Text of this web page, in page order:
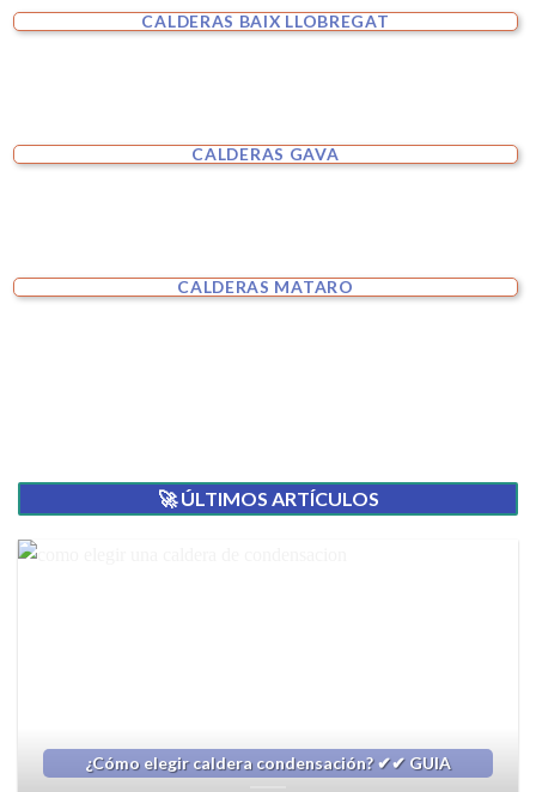
CALDERAS BAIX LLOBREGAT
CALDERAS GAVA
CALDERAS MATARO
🚀 ÚLTIMOS ARTÍCULOS
¿Cómo elegir caldera condensación? ✔✔ GUIA